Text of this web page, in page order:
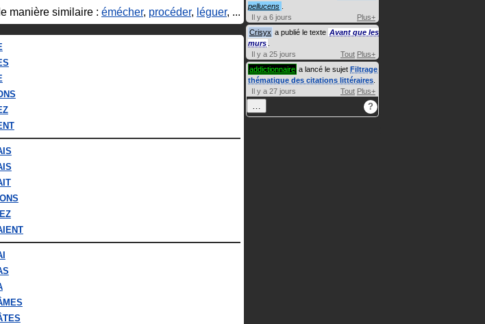
manière similaire : émécher, procéder, léguer, ...
pellucens
Il y a 6 jours
Plus+
Crisyx a publié le texte Avant que les
murs
Il y a 25 jours
Tout Plus+
addictionnaire a lancé le sujet Filtrage
thématique des citations littéraires
Il y a 27 jours
Tout Plus+
… ?